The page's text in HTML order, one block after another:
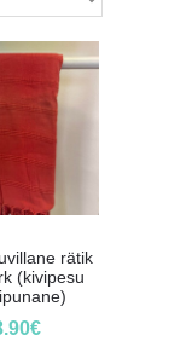
rätik
(kivipesu
€